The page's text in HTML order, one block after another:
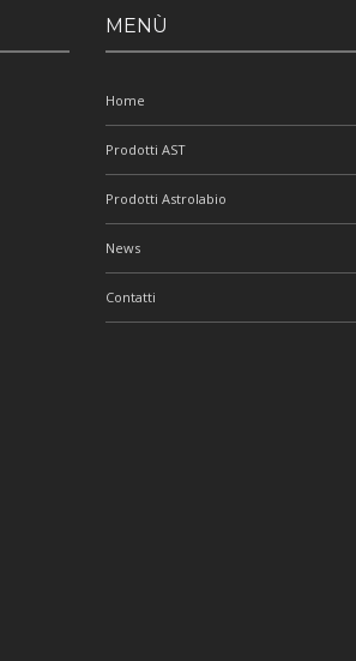
MENÙ
Home
Prodotti AST
Prodotti Astrolabio
News
Contatti